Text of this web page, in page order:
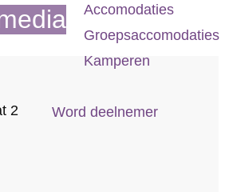
Accomodaties
Groepsaccomodaties
Kamperen
Word deelnemer
2